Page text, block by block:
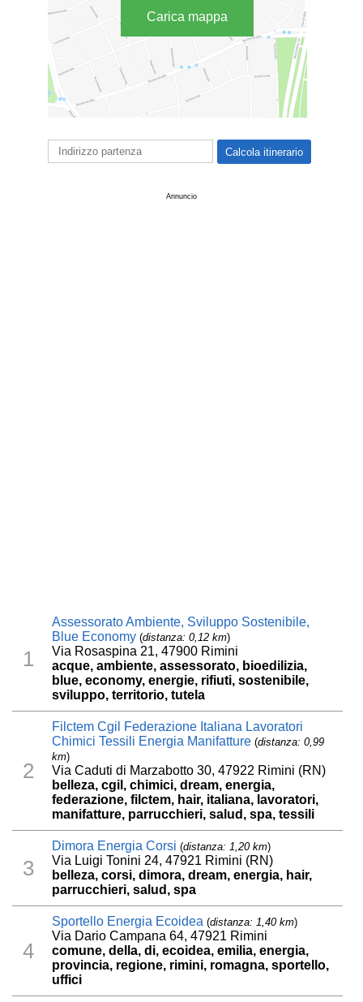
Carica mappa
Annuncio
1
Assessorato Ambiente, Sviluppo Sostenibile,
Blue Economy (distanza: 0,12 km)
Via Rosaspina 21, 47900 Rimini
acque, ambiente, assessorato, bioedilizia,
blue, economy, energie, rifiuti, sostenibile,
sviluppo, territorio, tutela
2
Filctem Cgil Federazione Italiana Lavoratori
Chimici Tessili Energia Manifatture (distanza: 0,99
km)
Via Caduti di Marzabotto 30, 47922 Rimini (RN)
belleza, cgil, chimici, dream, energia,
federazione, filctem, hair, italiana, lavoratori,
manifatture, parrucchieri, salud, spa, tessili
3
Dimora Energia Corsi (distanza: 1,20 km)
Via Luigi Tonini 24, 47921 Rimini (RN)
belleza, corsi, dimora, dream, energia, hair,
parrucchieri, salud, spa
4
Sportello Energia Ecoidea (distanza: 1,40 km)
Via Dario Campana 64, 47921 Rimini
comune, della, di, ecoidea, emilia, energia,
provincia, regione, rimini, romagna, sportello,
uffici